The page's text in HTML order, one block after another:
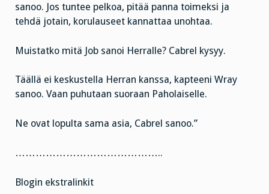
sanoo. Jos tuntee pelkoa, pitää panna toimeksi ja
tehdä jotain, korulauseet kannattaa unohtaa.
Muistatko mitä Job sanoi Herralle? Cabrel kysyy.
Täällä ei keskustella Herran kanssa, kapteeni Wray
sanoo. Vaan puhutaan suoraan Paholaiselle.
Ne ovat lopulta sama asia, Cabrel sanoo.”
……………………………………..
Blogin ekstralinkit